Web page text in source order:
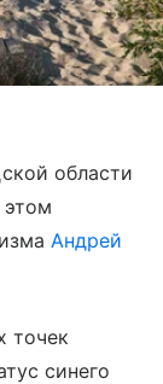
области
Андрей
точек
синего